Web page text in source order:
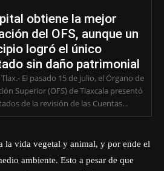
obtiene la mejor
del OFS, aunque un
logró el único
sin daño patrimonial
El pasado 15 de julio, el Órgano de
Superior (OFS) de Tlaxcala presentó
de la revisión de las Cuentas...
la vida vegetal y animal, y por ende el
ambiente. Esto a pesar de que